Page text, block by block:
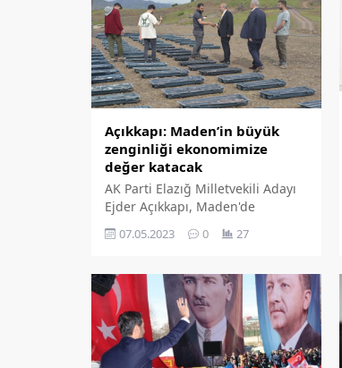
Açıkkapı: Maden’in büyük
zenginliği ekonomimize
değer katacak
AK Parti Elazığ Milletvekili Adayı
Ejder Açıkkapı, Maden'de
bulunan Türkiye Cumhuriyeti'nin
en büyük bakır rezervinin gün
başladığını, yaklaşık 100 km bir
derinliğe ulaşılarak Türkiye
ekonomisine önemli bir değer
katılacağın söyledi.
07.05.2023 0 27